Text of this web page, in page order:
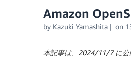
Amazon
by Kazuki Yamashita on
本記事は、2024/11/7 に公